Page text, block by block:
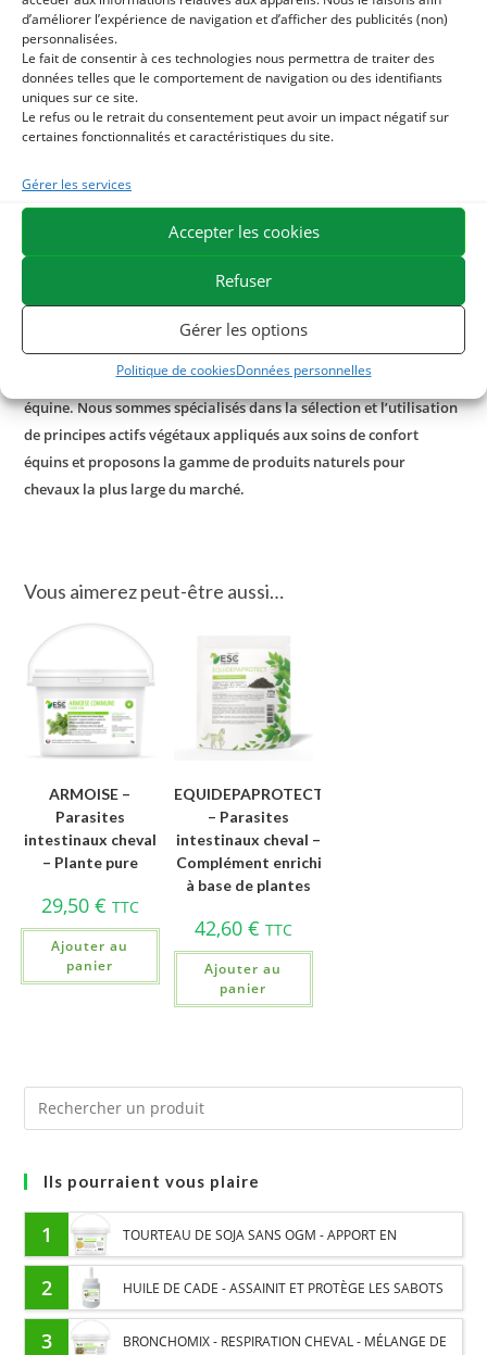
d’améliorer l’expérience de navigation et d’afficher des publicités (non)
personnalisées.
Le fait de consentir à ces technologies nous permettra de traiter des
données telles que le comportement de navigation ou des identifiants
uniques sur ce site.
Le refus ou le retrait du consentement peut avoir un impact négatif sur
certaines fonctionnalités et caractéristiques du site.
Gérer les services
Accepter les cookies
Refuser
Gérer les options
Politique de cookiesDonnées personnelles
également une charge minérale puissante utile pour la
santé de la robe, des crins et des sabots.
La terre de diatomée est traditionnellement utilisée en
usage externe afin de lutter contre les parasites externes :
En action complémentaire de la terre de diatomée, vous
Equidepaprotect
phytonutrition enrichi à base de plantes utilisées lors de
ESC Laboratoire est une société pionnière en phytothérapie
équine. Nous sommes spécialisés dans la sélection et l’utilisation
de principes actifs végétaux appliqués aux soins de confort
équins et proposons la gamme de produits naturels pour
chevaux la plus large du marché.
Vous aimerez peut-être aussi…
ARMOISE –
Parasites
intestinaux cheval
– Plante pure
29,50 € TTC
Ajouter au
panier
EQUIDEPAPROTECT
– Parasites
intestinaux cheval –
Complément enrichi
à base de plantes
42,60 € TTC
Ajouter au
panier
Ils pourraient vous plaire
1 TOURTEAU DE SOJA SANS OGM - APPORT EN
PROTÉINES ET SOUTIEN ÉNERGÉTIQUE POUR CHEVAUX
2 HUILE DE CADE - ASSAINIT ET PROTÈGE LES SABOTS
DE L’HUMIDITÉ
3 BRONCHOMIX - RESPIRATION CHEVAL - MÉLANGE DE